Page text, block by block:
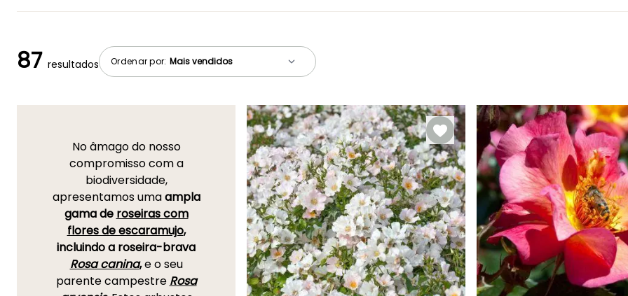
Ordenar por:
87 resultados
No âmago do nosso
compromisso com a
biodiversidade,
apresentamos umaampla
gama de roseiras com
flores de escaramujo,
incluindo a roseira-brava
Rosa canina,e o seu
parente campestre Rosa